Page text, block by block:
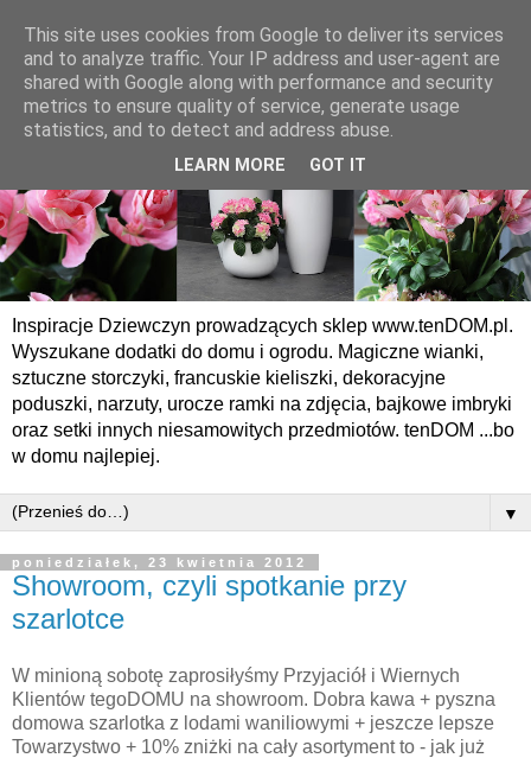
Inspiracje Dziewczyn prowadzących sklep www.tenDOM.pl.
Wyszukane dodatki do domu i ogrodu. Magiczne wianki,
sztuczne storczyki, francuskie kieliszki, dekoracyjne
poduszki, narzuty, urocze ramki na zdjęcia, bajkowe imbryki
oraz setki innych niesamowitych przedmiotów. tenDOM ...bo
w domu najlepiej.
▼
poniedziałek, 23 kwietnia 2012
Showroom, czyli spotkanie przy
szarlotce
W minioną sobotę zaprosiłyśmy Przyjaciół i Wiernych
Klientów tegoDOMU na showroom. Dobra kawa + pyszna
domowa szarlotka z lodami waniliowymi + jeszcze lepsze
Towarzystwo + 10% zniżki na cały asortyment to - jak już
This site uses cookies from Google to deliver its services
and to analyze traffic. Your IP address and user-agent are
shared with Google along with performance and security
metrics to ensure quality of service, generate usage
statistics, and to detect and address abuse.
LEARN MORE GOT IT